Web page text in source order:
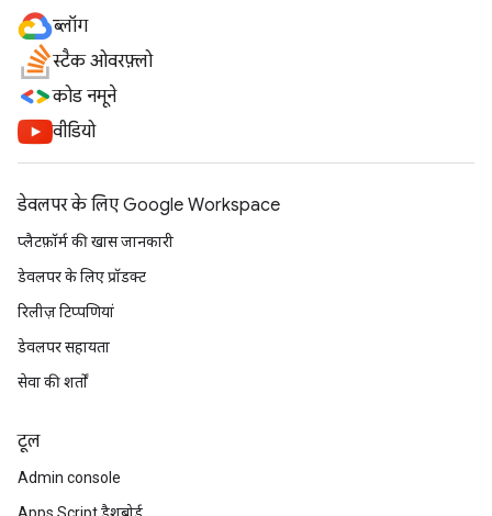
ब्लॉग
स्टैक ओवरफ़्लो
कोड नमूने
वीडियो
डेवलपर के लिए Google Workspace
प्लैटफ़ॉर्म की खास जानकारी
डेवलपर के लिए प्रॉडक्ट
रिलीज़ टिप्पणियां
डेवलपर सहायता
सेवा की शर्तों
टूल
Admin console